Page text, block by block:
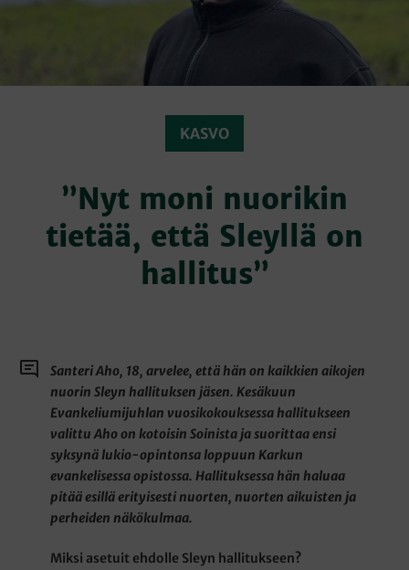
KASVO
”Nyt moni nuorikin
tietää, että Sleyllä on
hallitus”
Santeri Aho, 18, arvelee, että hän on kaikkien aikojen
nuorin Sleyn hallituksen jäsen. Kesäkuun
Evankeliumijuhlan vuosikokouksessa hallitukseen
valittu Aho on kotoisin Soinista ja suorittaa ensi
syksynä lukio-opintonsa loppuun Karkun
evankelisessa opistossa. Hallituksessa hän haluaa
pitää esillä erityisesti nuorten, nuorten aikuisten ja
perheiden näkökulmaa.
Miksi asetuit ehdolle Sleyn hallitukseen?